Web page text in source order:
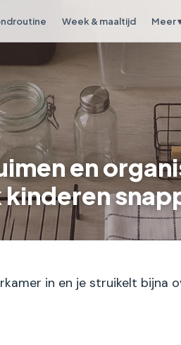
Week & maaltijd Meer
en
in en je struikelt bijna